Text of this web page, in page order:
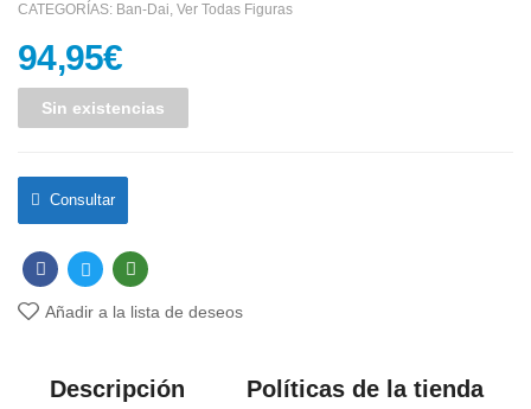
CATEGORÍAS: Ban-Dai, Ver Todas Figuras
94,95€
Sin existencias
Consultar
Añadir a la lista de deseos
Descripción
Políticas de la tienda